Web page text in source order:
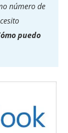
número de
puedo